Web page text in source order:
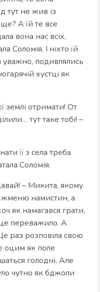
тут не жив із
А їй те все
вона нас всіх,
Соломія. І ніхто їй
подивлялись
хустці як
землі отримати! От
тут таке тобі! –
її з села треба
Соломія.
– Микита, якому
жменю намистин, а
як намагався грати,
переважило. А
раз розповіла свою
оцим як поле
голодні. Але
чутно як бджоли